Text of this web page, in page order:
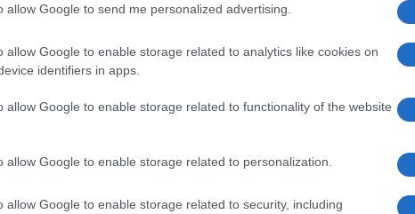
allow Google to send me personalized advertising.
allow Google to enable storage related to analytics like cookies on
identifiers in apps.
allow Google to enable storage related to functionality of the website
allow Google to enable storage related to personalization.
allow Google to enable storage related to security, including